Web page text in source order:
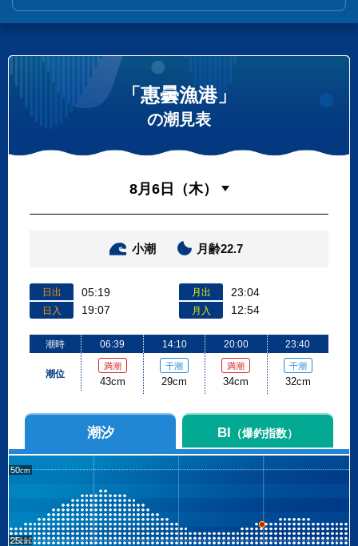
「惠曇漁港」
の潮見表
小潮 月齢22.7
日出 05:19
日入 19:07
月出 23:04
月入 12:54
潮時
潮位
06:39
満潮
43cm
14:10
干潮
29cm
20:00
満潮
34cm
23:40
干潮
32cm
潮汐 BI （爆釣指数）
50
25